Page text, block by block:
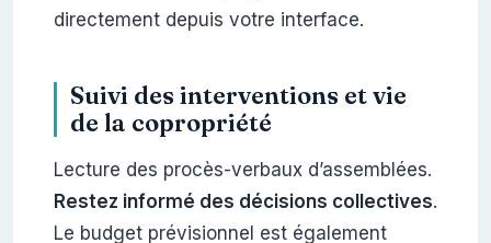
directement depuis votre interface.
Suivi des interventions et vie
de la copropriété
Lecture des procès-verbaux d’assemblées.
Restez informé des décisions collectives.
Le budget prévisionnel est également